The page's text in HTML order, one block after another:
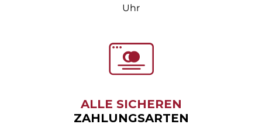
Uhr
ALLE SICHEREN
ZAHLUNGSARTEN